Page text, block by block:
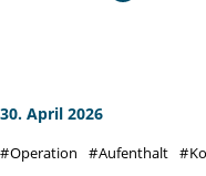
30. April 2026
Operation Aufenthalt